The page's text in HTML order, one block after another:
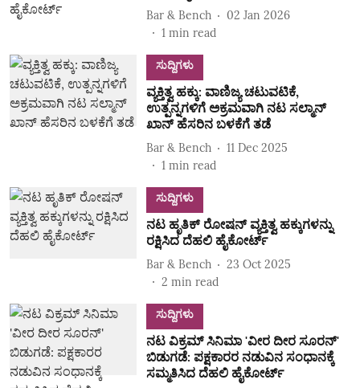
Bar & Bench
02 Jan 2026
1 min read
ಸುದ್ದಿಗಳು
ವ್ಯಕ್ತಿತ್ವ ಹಕ್ಕು:‌ ವಾಣಿಜ್ಯ ಚಟುವಟಿಕೆ,
ಉತ್ಪನ್ನಗಳಿಗೆ ಅಕ್ರಮವಾಗಿ ನಟ ಸಲ್ಮಾನ್‌
ಖಾನ್ ಹೆಸರಿನ ಬಳಕೆಗೆ ತಡೆ
Bar & Bench
11 Dec 2025
1 min read
ಸುದ್ದಿಗಳು
ನಟ ಹೃತಿಕ್‌ ರೋಷನ್‌ ವ್ಯಕ್ತಿತ್ವ ಹಕ್ಕುಗಳನ್ನು
ರಕ್ಷಿಸಿದ ದೆಹಲಿ ಹೈಕೋರ್ಟ್‌
Bar & Bench
23 Oct 2025
2 min read
ಸುದ್ದಿಗಳು
ನಟ ವಿಕ್ರಮ್‌ ಸಿನಿಮಾ 'ವೀರ ದೀರ ಸೂರನ್‌'
ಬಿಡುಗಡೆ: ಪಕ್ಷಕಾರರ ನಡುವಿನ ಸಂಧಾನಕ್ಕೆ
ಸಮ್ಮತಿಸಿದ ದೆಹಲಿ ಹೈಕೋರ್ಟ್‌